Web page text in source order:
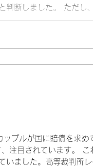
断しました。 ただし
当事者は、最高裁に特
認する性が男性にも女
しました。また、戸籍
プルが国に賠償を求め
注目されています。
いました。高等裁判所